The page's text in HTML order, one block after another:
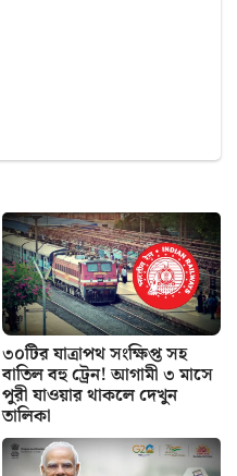
৩০টির যাত্রাপথ সংক্ষিপ্ত সহ
বাতিল বহু ট্রেন! আগামী ৩ মাসে
পুরী যাওয়ার থাকলে দেখুন
তালিকা